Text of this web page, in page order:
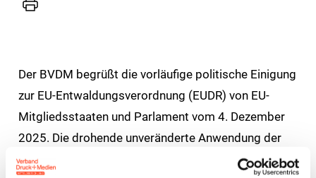
Drucker
Der BVDM begrüßt die vorläufige politische Einigung
zur EU-Entwaldungsverordnung (EUDR) von EU-
Mitgliedsstaaten und Parlament vom 4. Dezember
2025. Die drohende unveränderte Anwendung der
Verordnung zum 30. Dezember 2025 ist damit